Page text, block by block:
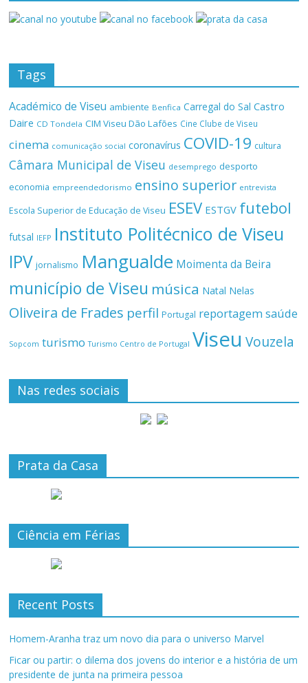
Tags
Académico de Viseu ambiente Benfica Carregal do Sal Castro
Daire CD Tondela CIM Viseu Dão Lafões Cine Clube de Viseu
cinema comunicação social coronavírus COVID-19 cultura
Câmara Municipal de Viseu desemprego desporto
economia empreendedorismo ensino superior entrevista
Escola Superior de Educação de Viseu ESEV ESTGV futebol
futsal IEFP Instituto Politécnico de Viseu
IPV jornalismo Mangualde Moimenta da Beira
município de Viseu música Natal Nelas
Oliveira de Frades perfil Portugal reportagemsaúde
Sopcom turismo Turismo Centro de Portugal Viseu Vouzela
Nas redes sociais
Prata da Casa
Ciência em Férias
Recent Posts
Homem-Aranha traz um novo dia para o universo Marvel
Ficar ou partir: o dilema dos jovens do interior e a história de um
presidente de junta na primeira pessoa